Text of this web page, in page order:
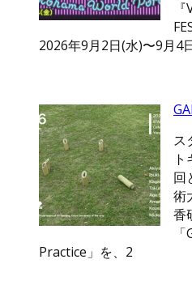
2026年9月2日(水)〜9月4
ス
回
術
香
Practice」を、2